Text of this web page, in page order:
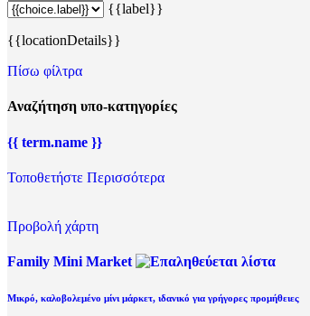
{{label}}
{{locationDetails}}
Πίσω φίλτρα
Αναζήτηση υπο-κατηγορίες
{{ term.name }}
Τοποθετήστε Περισσότερα
Προβολή χάρτη
Family Mini Market
Μικρό, καλοβολεμένο μίνι μάρκετ, ιδανικό για γρήγορες προμήθειες